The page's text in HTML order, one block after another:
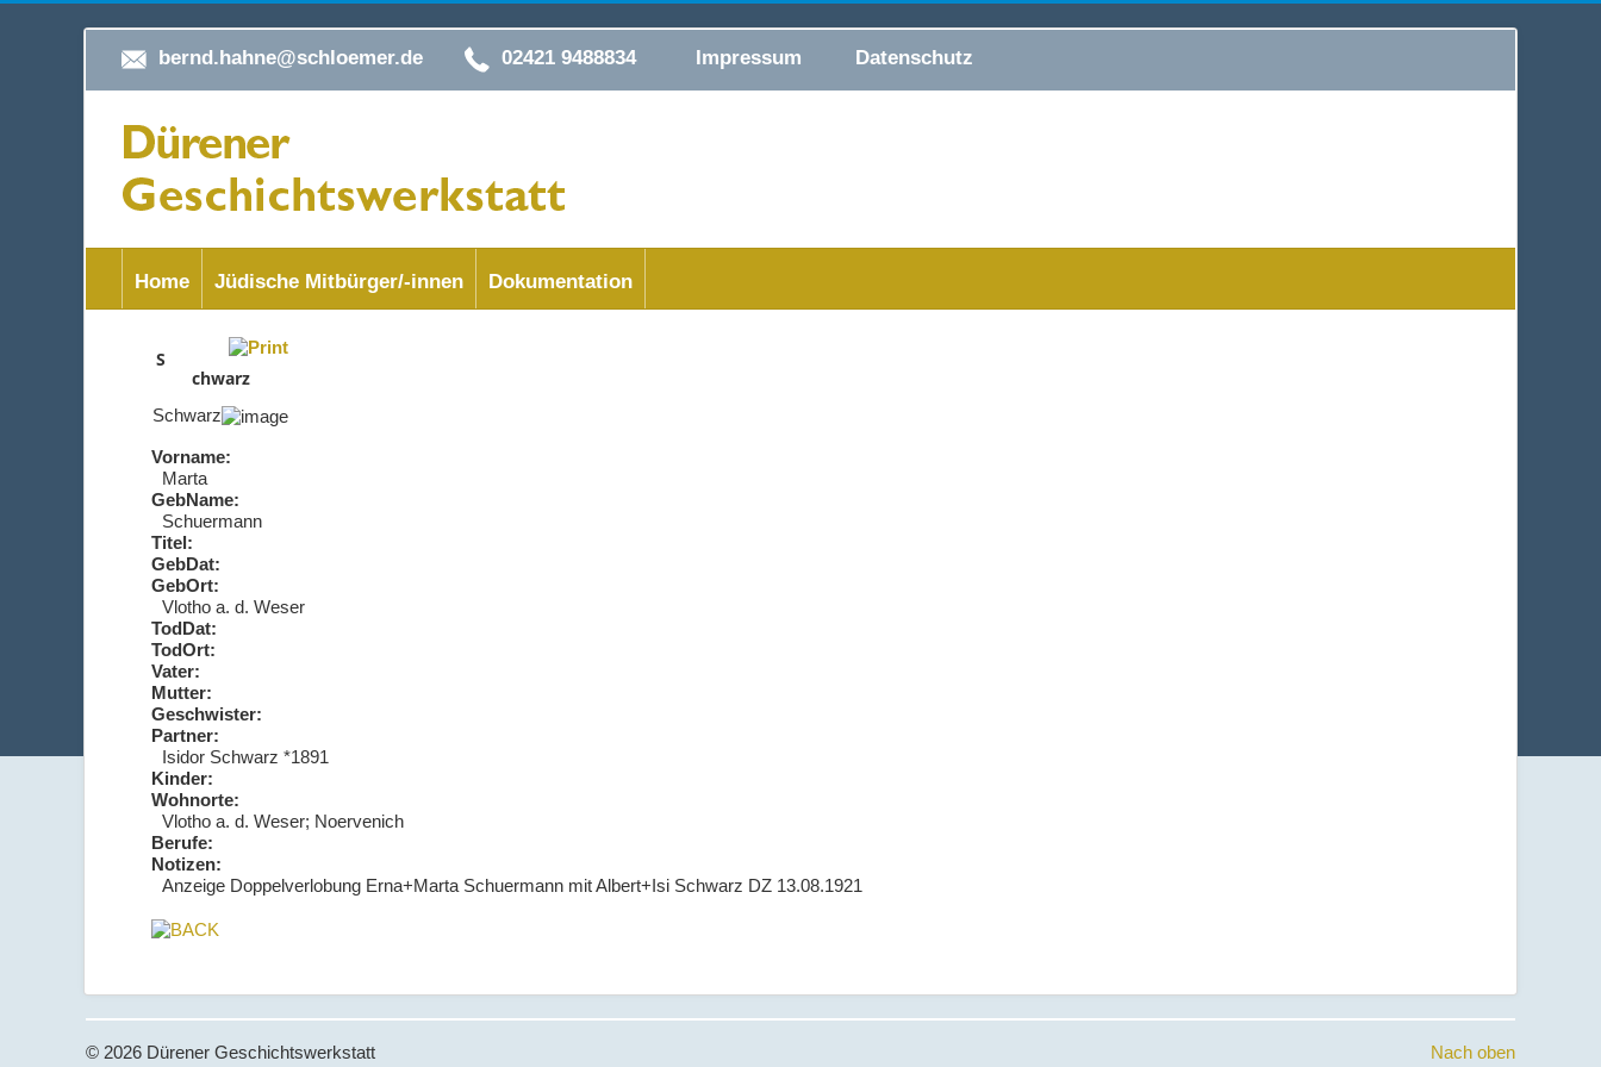
bernd.hahne@schloemer.de 02421 9488834 Impressum Datenschutz
Home Jüdische Mitbürger/-innen Dokumentation
S
chwarz
Schwarz
Vorname:
Marta
GebName:
Schuermann
Titel:
GebDat:
GebOrt:
Vlotho a. d. Weser
TodDat:
TodOrt:
Vater:
Mutter:
Geschwister:
Partner:
Isidor Schwarz *1891
Kinder:
Wohnorte:
Vlotho a. d. Weser; Noervenich
Berufe:
Notizen:
Anzeige Doppelverlobung Erna+Marta Schuermann mit Albert+Isi Schwarz DZ 13.08.1921
Nach oben
© 2026 Dürener Geschichtswerkstatt